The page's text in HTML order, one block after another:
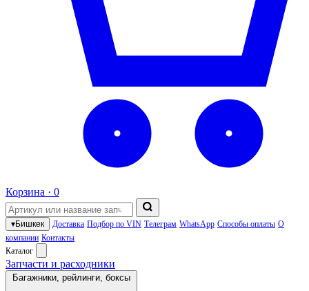
Корзина · 0
▾Бишкек Доставка Подбор по VIN Телеграм WhatsApp Способы оплаты О
компании Контакты
Каталог
Запчасти и расходники
Багажники, рейлинги, боксы